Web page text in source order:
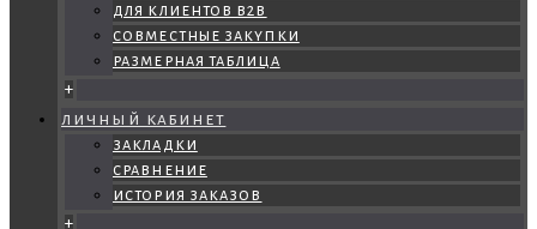
для клиентов b2b
совместные закупки
размерная таблица
+
личный кабинет
закладки
сравнение
история заказов
+